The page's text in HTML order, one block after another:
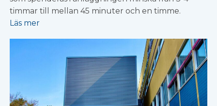
timmar till mellan 45 minuter och en timme.
Läs mer